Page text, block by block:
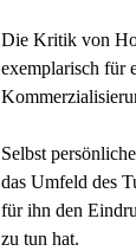
Die Kritik von
exemplarisch für
Selbst
das Umfeld des
für ihn den
zu tun hat.